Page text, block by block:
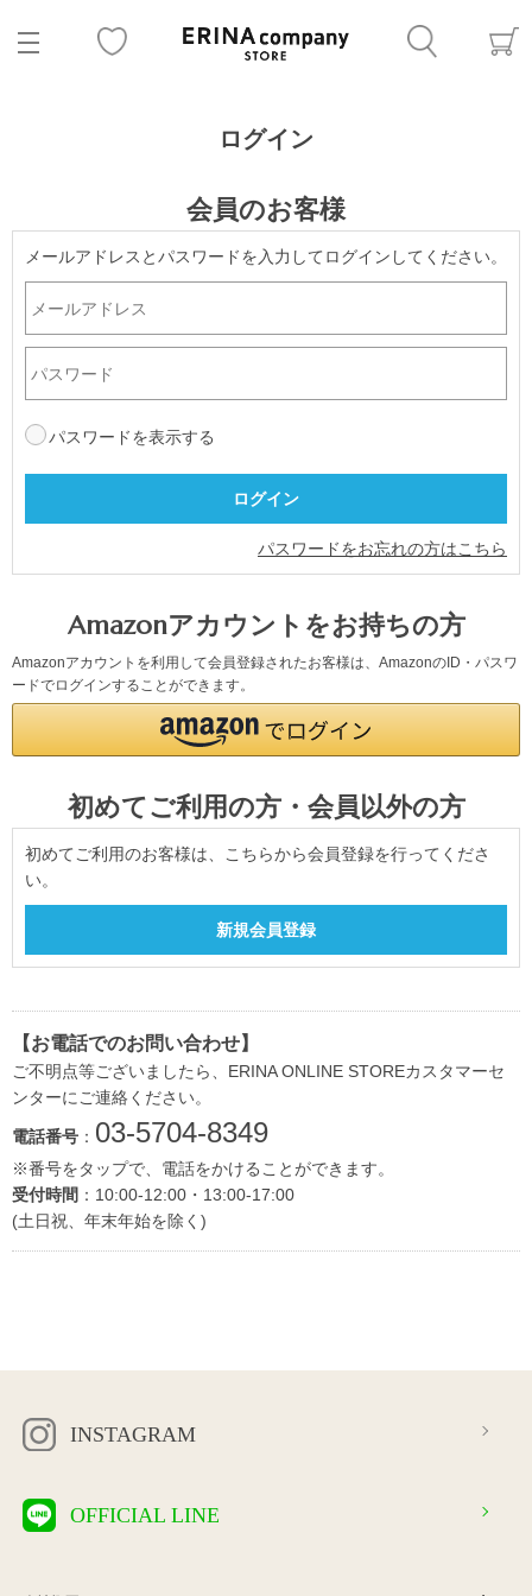
ログイン
会員のお客様
メールアドレスとパスワードを入力してログインしてください。
パスワードを表示する
パスワードをお忘れの方はこちら
Amazonアカウントをお持ちの方
Amazonアカウントを利用して会員登録されたお客様は、AmazonのID・パスワ
ードでログインすることができます。
初めてご利用の方・会員以外の方
初めてご利用のお客様は、こちらから会員登録を行ってくださ
い。
【お電話でのお問い合わせ】
ご不明点等ございましたら、ERINA ONLINE STOREカスタマーセ
ンターにご連絡ください。
電話番号 ： 03-5704-8349
※番号をタップで、電話をかけることができます。
受付時間 ：10:00-12:00・13:00-17:00
(土日祝、年末年始を除く)
INSTAGRAM
OFFICIAL LINE